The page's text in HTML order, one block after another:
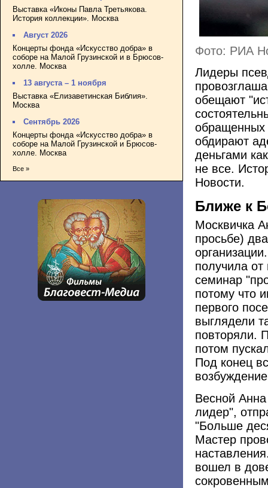
Выставка «Иконы Павла Третьякова.
История коллекции». Москва
Август 2026
Концерты фонда «Искусство добра» в
соборе на Малой Грузинской и в Брюсов-
холле. Москва
13 августа – 1 ноября
Выставка «Елизаветинская Библия».
Москва
Сентябрь 2026
Концерты фонда «Искусство добра» в
соборе на Малой Грузинской и Брюсов-
холле. Москва
Все »
Фото: РИА
Лидеры
обещают
обращенных
обдирают
деньгами
не все.
Новости.
Ближе к
Москвичка
просьбе)
получила от
семинар
потому что
первого
выглядели
повторяли.
потом
Под конец
Весной Анна
лидер",
"Больше
Мастер
вошел в